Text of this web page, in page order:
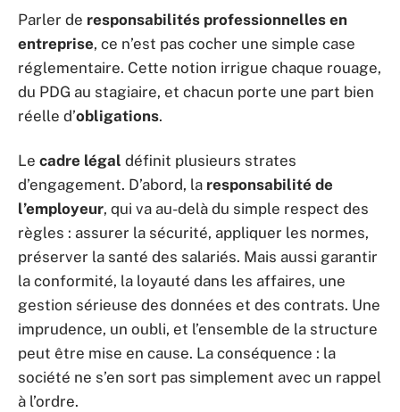
Parler de responsabilités professionnelles en
entreprise, ce n’est pas cocher une simple case
réglementaire. Cette notion irrigue chaque rouage,
du PDG au stagiaire, et chacun porte une part bien
réelle d’obligations.
Le cadre légal définit plusieurs strates
d’engagement. D’abord, la responsabilité de
l’employeur, qui va au-delà du simple respect des
règles : assurer la sécurité, appliquer les normes,
préserver la santé des salariés. Mais aussi garantir
la conformité, la loyauté dans les affaires, une
gestion sérieuse des données et des contrats. Une
imprudence, un oubli, et l’ensemble de la structure
peut être mise en cause. La conséquence : la
société ne s’en sort pas simplement avec un rappel
à l’ordre.